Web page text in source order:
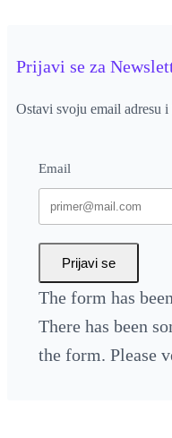
Prijavi se za
Ostavi svoju email adresu
Email
Prijavi se
The form has
There has been
the form. Please